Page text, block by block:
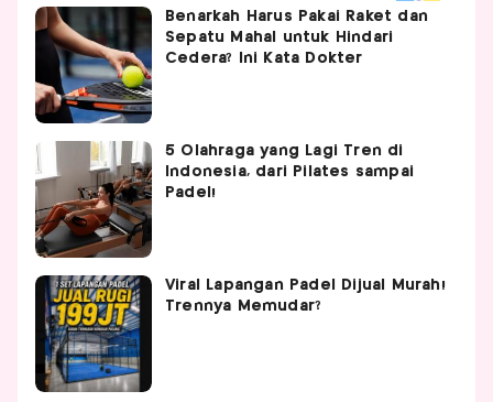
Benarkah Harus Pakai Raket dan
Sepatu Mahal untuk Hindari
Cedera? Ini Kata Dokter
5 Olahraga yang Lagi Tren di
Indonesia, dari Pilates sampai
Padel!
Viral Lapangan Padel Dijual Murah!
Trennya Memudar?